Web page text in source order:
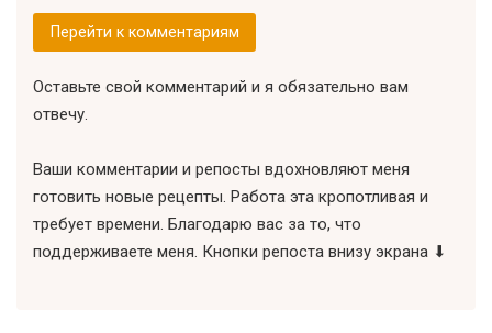
Перейти к комментариям
Оставьте свой комментарий и я обязательно вам
отвечу.
Ваши комментарии и репосты вдохновляют меня
готовить новые рецепты. Работа эта кропотливая и
требует времени. Благодарю вас за то, что
поддерживаете меня. Кнопки репоста внизу экрана ⬇